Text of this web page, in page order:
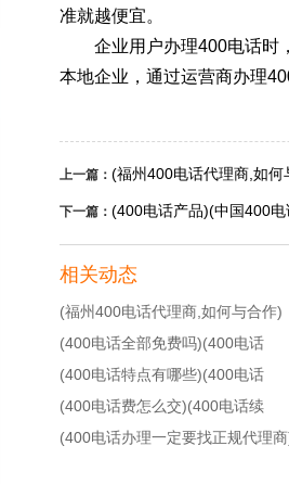
准就越便宜。
企业用户办理400电话时
本地企业，通过运营商办理
上一篇： (福州400电话代理商,如
下一篇： (400电话产品)(中国400
相关动态
(福州400电话代理商,如何与合作)
(400电话全部免费吗)(400电话
(400电话特点有哪些)(400电话
(400电话费怎么交)(400电话续
(400电话办理一定要找正规代理